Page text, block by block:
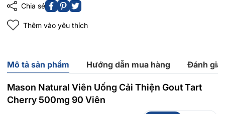
Chia sẻ
Thêm vào yêu thích
Mô tả sản phẩm Hướng dẫn mua hàng Đánh giá
Mason Natural Viên Uống Cải Thiện Gout Tart
Cherry 500mg 90 Viên